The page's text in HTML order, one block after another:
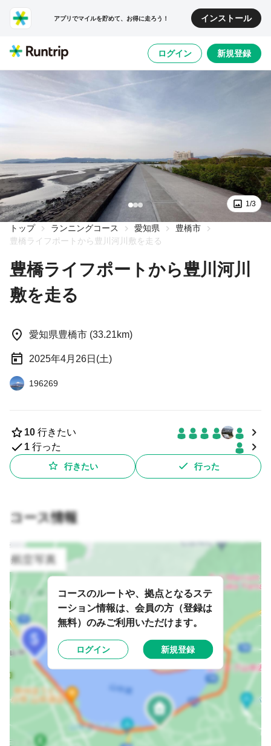
アプリでマイルを貯めて、お得に走ろう！ インストール
ログイン 新規登録
1/3
トップ ランニングコース 愛知県
豊橋市
豊橋ライフポートから豊川河川敷を走る
豊橋ライフポートから豊川河川
敷を走る
愛知県豊橋市 (33.21km)
2025年4月26日(土)
196269
10 行きたい
1 行った
行きたい 行った
コース情報
コースのルートや、拠点となるステ
ーション情報は、会員の方（登録は
無料）のみご利用いただけます。
ログイン 新規登録